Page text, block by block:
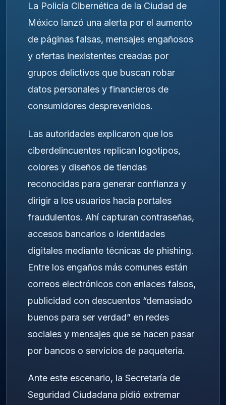
La Policía Cibernética de la Ciudad de
México lanzó una alerta por el aumento
de páginas falsas, mensajes engañosos
y ofertas inexistentes creadas por
grupos delictivos que buscan robar
datos personales y financieros de
consumidores desprevenidos.
Las autoridades explicaron que los
ciberdelincuentes replican logotipos,
colores y diseños de tiendas
reconocidas para generar confianza y
dirigir a los usuarios hacia portales
fraudulentos. Ahí capturan contraseñas,
accesos bancarios o identidades
digitales mediante técnicas de phishing.
Entre los engaños más comunes están
correos electrónicos con enlaces falsos,
publicidad con descuentos “demasiado
buenos para ser verdad” en redes
sociales y mensajes que se hacen pasar
por bancos o servicios de paquetería.
Ante este escenario, la Secretaría de
Seguridad Ciudadana pidió extremar